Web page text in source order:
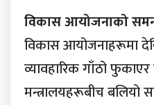
विकास आयोजनाको
विकास आयोजनाहरूमा
व्यावहारिक गाँठो
मन्त्रालयहरूबीच बलियो